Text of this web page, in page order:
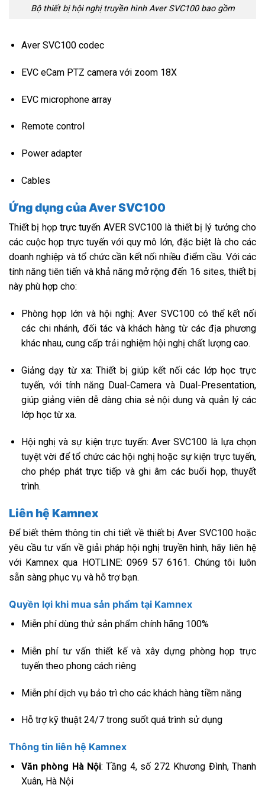
Bộ thiết bị hội nghị truyền hình Aver SVC100 bao gồm
Aver SVC100 codec
EVC eCam PTZ camera với zoom 18X
EVC microphone array
Remote control
Power adapter
Cables
Ứng dụng của Aver SVC100
Thiết bị họp trực tuyến AVER SVC100 là thiết bị lý tưởng cho
các cuộc họp trực tuyến với quy mô lớn, đặc biệt là cho các
doanh nghiệp và tổ chức cần kết nối nhiều điểm cầu. Với các
tính năng tiên tiến và khả năng mở rộng đến 16 sites, thiết bị
này phù hợp cho:
Phòng họp lớn và hội nghị: Aver SVC100 có thể kết nối
các chi nhánh, đối tác và khách hàng từ các địa phương
khác nhau, cung cấp trải nghiệm hội nghị chất lượng cao.
Giảng dạy từ xa: Thiết bị giúp kết nối các lớp học trực
tuyến, với tính năng Dual-Camera và Dual-Presentation,
giúp giảng viên dễ dàng chia sẻ nội dung và quản lý các
lớp học từ xa.
Hội nghị và sự kiện trực tuyến: Aver SVC100 là lựa chọn
tuyệt vời để tổ chức các hội nghị hoặc sự kiện trực tuyến,
cho phép phát trực tiếp và ghi âm các buổi họp, thuyết
trình.
Liên hệ Kamnex
Để biết thêm thông tin chi tiết về thiết bị Aver SVC100 hoặc
yêu cầu tư vấn về giải pháp hội nghị truyền hình, hãy liên hệ
với Kamnex qua HOTLINE: 0969 57 6161. Chúng tôi luôn
sẵn sàng phục vụ và hỗ trợ bạn.
Quyền lợi khi mua sản phẩm tại Kamnex
Miễn phí dùng thử sản phẩm chính hãng 100%
Miễn phí tư vấn thiết kế và xây dựng phòng họp trực
tuyến theo phong cách riêng
Miễn phí dịch vụ bảo trì cho các khách hàng tiềm năng
Hỗ trợ kỹ thuật 24/7 trong suốt quá trình sử dụng
Thông tin liên hệ Kamnex
Văn phòng Hà Nội: Tầng 4, số 272 Khương Đình, Thanh
Xuân, Hà Nội